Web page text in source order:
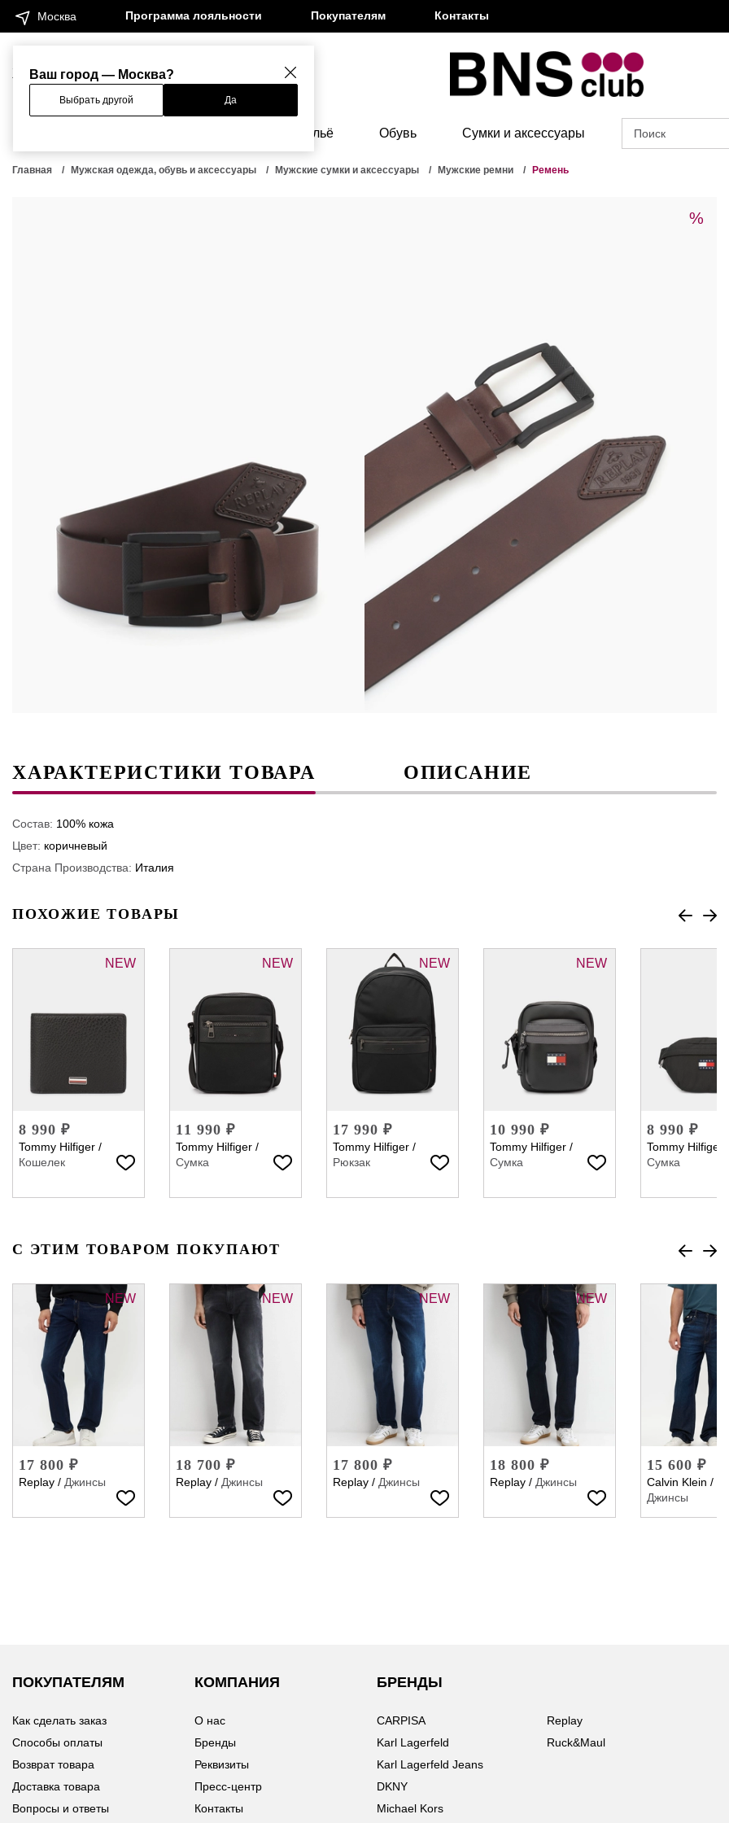
Ваш город — Москва?
Выбрать другой Да
Москва Программа лояльности Покупателям Контакты
Женщинам Мужчинам
Бельё Обувь Сумки и аксессуары
Главная Мужская одежда, обувь и аксессуары Мужские сумки и аксессуары Мужские ремни Ремень
%
ХАРАКТЕРИСТИКИ ТОВАРА ОПИСАНИЕ
Состав: 100% кожа
Цвет: коричневый
Страна Производства: Италия
ПОХОЖИЕ ТОВАРЫ
NEW
8 990 ₽
Tommy Hilfiger /
Кошелек
NEW
11 990 ₽
Tommy Hilfiger /
Сумка
NEW
17 990 ₽
Tommy Hilfiger /
Рюкзак
NEW
10 990 ₽
Tommy Hilfiger /
Сумка
8 990 ₽
Tommy Hilfiger
Сумка
С ЭТИМ ТОВАРОМ ПОКУПАЮТ
NEW
17 800 ₽
Replay / Джинсы
NEW
18 700 ₽
Replay / Джинсы
NEW
17 800 ₽
Replay / Джинсы
NEW
18 800 ₽
Replay / Джинсы
15 600 ₽
Calvin Klein /
Джинсы
ПОКУПАТЕЛЯМ
Как сделать заказ
Способы оплаты
Возврат товара
Доставка товара
Вопросы и ответы
КОМПАНИЯ
О нас
Бренды
Реквизиты
Пресс-центр
Контакты
БРЕНДЫ
CARPISA
Karl Lagerfeld
Karl Lagerfeld Jeans
DKNY
Michael Kors
Replay
Ruck&Maul